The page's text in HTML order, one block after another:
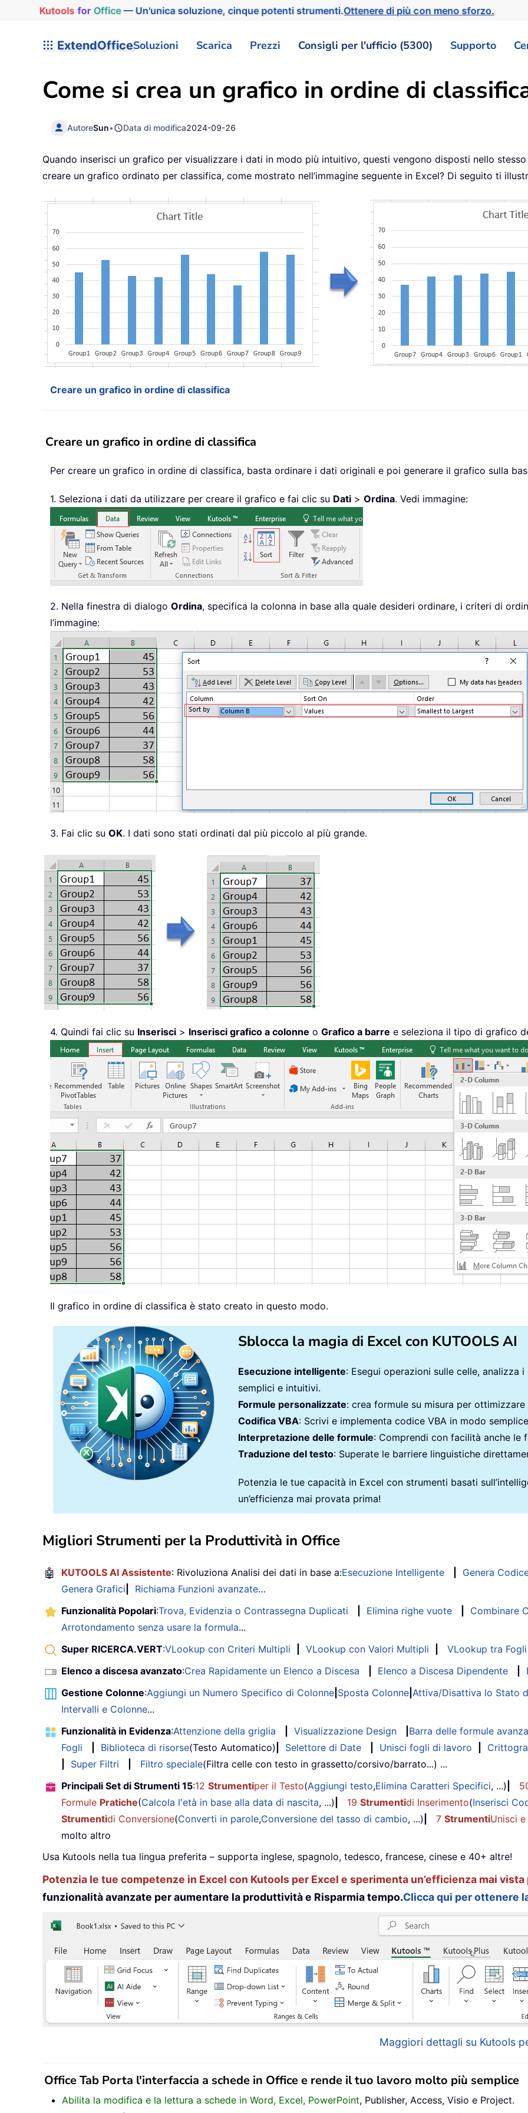
Kutools for Office— Un'unica soluzione, cinque potenti strumenti.Ottenere di più con meno sforzo.
ExtendOfficeSoluzioni Scarica Prezzi Consigli per l'ufficio (5300) Supporto
Come si crea un grafico in ordine di
AutoreSun• Data di modifica2024-09-26
Quando inserisci un grafico per visualizzare i dati in modo più intuitivo, questi vengono disposti nello
creare un grafico ordinato per classifica, come mostrato nell’immagine seguente in Excel? Di seguito ti
Creare un grafico in ordine di classifica
Creare un grafico in ordine di classifica
Per creare un grafico in ordine di classifica, basta ordinare i dati originali e poi generare il grafico sulla
1. Seleziona i dati da utilizzare per creare il grafico e fai clic su Dati > Ordina. Vedi immagine:
2. Nella finestra di dialogo Ordina, specifica la colonna in base alla quale desideri ordinare, i criteri di
l’immagine:
3. Fai clic su OK. I dati sono stati ordinati dal più piccolo al più grande.
4. Quindi fai clic su Inserisci > Inserisci grafico a colonne o Grafico a barre e seleziona il tipo di grafico
Il grafico in ordine di classifica è stato creato in questo modo.
Sblocca la magia di Excel con KUTOOLS AI
Esecuzione intelligente: Esegui operazioni sulle celle,
semplici e intuitivi.
Formule personalizzate: crea formule su misura per
Codifica VBA: Scrivi e implementa codice VBA in modo
Interpretazione delle formule: Comprendi con facilità anche le
Traduzione del testo: Superate le barriere linguistiche
Potenzia le tue capacità in Excel con strumenti basati
un’efficienza mai provata prima!
Migliori Strumenti per la Produttività in Office
🤖 KUTOOLS AI Assistente: Rivoluziona Analisi dei dati in base a:Esecuzione Intelligente Genera
Genera Grafici
Richiama Funzioni avanzate…
Funzionalità Popolari:Trova, Evidenzia o Contrassegna Duplicati Elimina righe vuote Combinare
Arrotondamento senza usare la formula...
Super RICERCA.VERT:VLookup con Criteri Multipli VLookup con Valori Multipli VLookup tra
Elenco a discesa avanzato:Crea Rapidamente un Elenco a Discesa Elenco a Discesa Dipendente
Gestione Colonne:Aggiungi un Numero Specifico di Colonne Sposta Colonne Attiva/Disattiva lo Stato
Intervalli e Colonne...
Funzionalità in Evidenza:Attenzione della griglia Visualizzazione Design Barra delle formule
Fogli
Biblioteca di risorse(Testo Automatico) Selettore di Date Unisci fogli di lavoro
Super Filtri Filtro speciale(Filtra celle con testo in grassetto/corsivo/barrato...) ...
Principali Set di Strumenti 15:12 Strumentiper il Testo(Aggiungi testo,Elimina Caratteri Specifici, ...)
Formule Pratiche(Calcola l'età in base alla data di nascita, ...) 19 Strumentidi Inserimento(Inserisci
Strumentidi Conversione(Converti in parole,Conversione del tasso di cambio, ...) 7 StrumentiUnisci
molto altro
Usa Kutools nella tua lingua preferita – supporta inglese, spagnolo, tedesco, francese, cinese e 40+ altre!
Potenzia le tue competenze in Excel con Kutools per Excel e sperimenta un’efficienza mai vista
funzionalità avanzate per aumentare la produttività e Risparmia tempo.Clicca qui per ottenere
Maggiori dettagli su Kutools
Office Tab Porta l'interfaccia a schede in Office e rende il tuo lavoro molto più semplice
Abilita la modifica e la lettura a schede in Word, Excel, PowerPoint, Publisher, Access, Visio e Project.